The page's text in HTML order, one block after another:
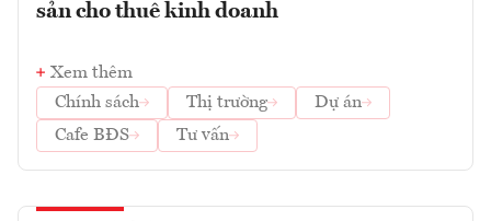
sản cho thuê kinh doanh
Xem thêm
Chính sách
Thị trường
Dự án
Cafe BĐS
Tư vấn